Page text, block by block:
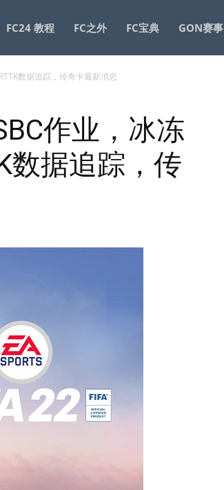
FC24 教程 FC之外 FC宝典 GON赛事
数据追踪，传奇卡最新消息
作业，冰冻
数据追踪，传